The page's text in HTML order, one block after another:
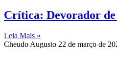
Crítica: Devorador de
Leia Mais »
Cheudo Augusto 22 de março de